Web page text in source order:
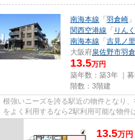
南海本線 「 羽倉崎
関西空港線 「 りん
南海本線 「 吉見ノ里
大阪府泉佐野市羽
13.5万円
築年数：築3年 ｜募
階数：3階建
根強いニーズを誇る駅近の物件となり
をよく利用するなら2駅利用可能な物件
13.5万円